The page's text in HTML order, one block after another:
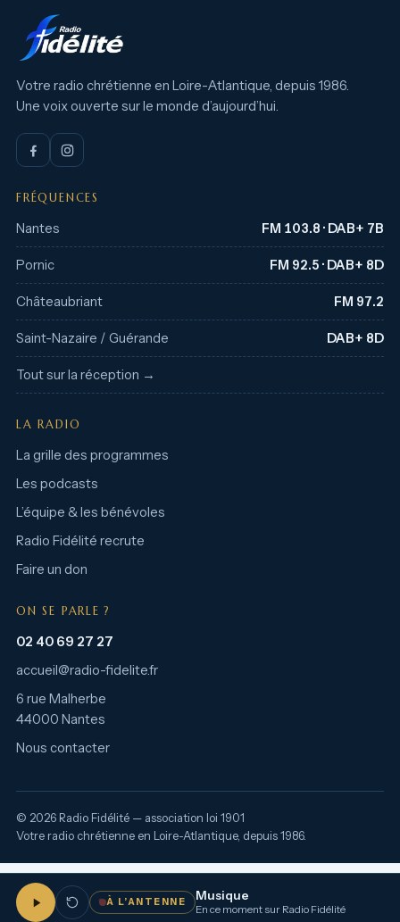
Votre radio chrétienne en Loire-Atlantique, depuis 1986.
Une voix ouverte sur le monde d’aujourd’hui.
FRÉQUENCES
Nantes FM 103.8 · DAB+ 7B
Pornic FM 92.5 · DAB+ 8D
Châteaubriant FM 97.2
Saint-Nazaire / Guérande DAB+ 8D
Tout sur la réception →
LA RADIO
La grille des programmes
Les podcasts
L’équipe & les bénévoles
Radio Fidélité recrute
Faire un don
ON SE PARLE ?
02 40 69 27 27
accueil@radio-fidelite.fr
6 rue Malherbe
44000 Nantes
Nous contacter
© 2026 Radio Fidélité — association loi 1901
Votre radio chrétienne en Loire-Atlantique, depuis 1986.
À L’ANTENNE Musique
En ce moment sur Radio Fidélité